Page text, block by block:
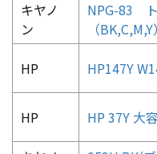
キヤノ
ン
NPG-83
（
HP HP147Y
HP HP 37Y 大